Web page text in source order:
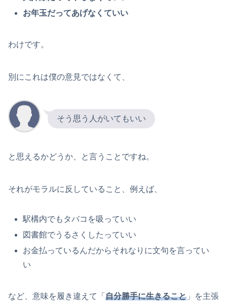
お年玉だってあげなくていい
わけです。
別にこれは僕の意見ではなくて、
そう思う人がいてもいい
と思えるかどうか、と言うことですね。
それがモラルに反していること、例えば、
駅構内でもタバコを吸っていい
図書館でうるさくしたっていい
お金払っているんだからそれなりに文句を言ってい
い
など、意味を履き違えて「 自分勝手に生きること 」を主張